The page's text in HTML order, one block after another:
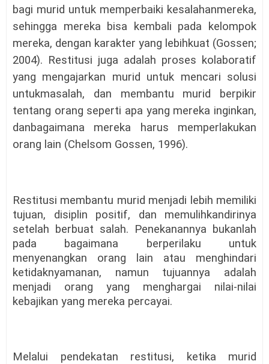
bagi murid untuk memperbaiki kesalahanmereka,
sehingga mereka bisa kembali pada kelompok
mereka, dengan karakter yang lebihkuat (Gossen;
2004). Restitusi juga adalah proses kolaboratif
yang mengajarkan murid untuk mencari solusi
untukmasalah, dan membantu murid berpikir
tentang orang seperti apa yang mereka inginkan,
danbagaimana mereka harus memperlakukan
orang lain (Chelsom Gossen, 1996).
Restitusi membantu murid menjadi lebih memiliki
tujuan, disiplin positif, dan memulihkandirinya
setelah berbuat salah. Penekanannya bukanlah
pada bagaimana berperilaku untuk
menyenangkan orang lain atau menghindari
ketidaknyamanan, namun tujuannya adalah
menjadi orang yang menghargai nilai-nilai
kebajikan yang mereka percayai.
Melalui pendekatan restitusi, ketika murid